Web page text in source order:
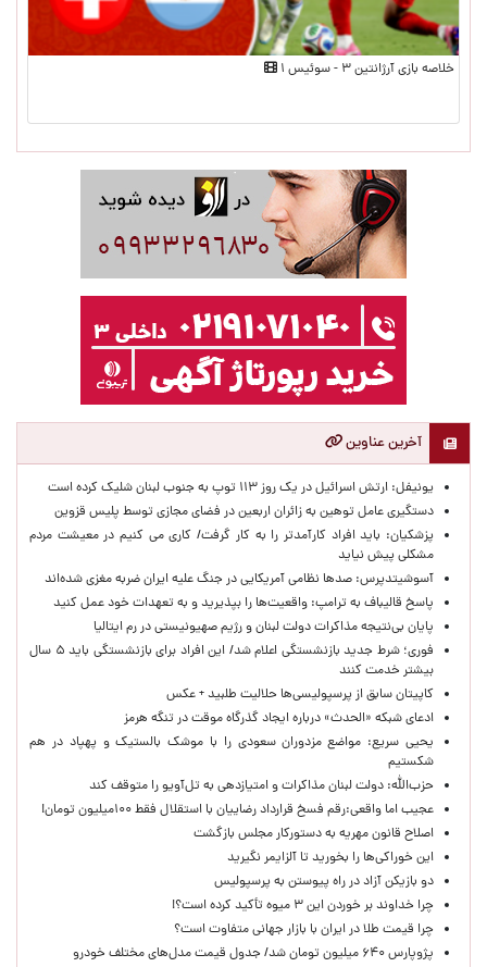
خلاصه بازی آرژانتین ۳ - سوئیس ۱
آخرین عناوین
یونیفل: ارتش اسرائیل در یک روز ۱۱۳ توپ به جنوب لبنان شلیک کرده است
دستگیری عامل توهین به زائران اربعین در فضای مجازی توسط پلیس قزوین
پزشکیان: باید افراد کارآمدتر را به کار گرفت/ کاری می کنیم در معیشت مردم
مشکلی پیش نیاید
آسوشیتدپرس: صدها نظامی آمریکایی در جنگ علیه ایران ضربه مغزی شده‌اند
پاسخ قالیباف به ترامپ: واقعیت‌ها را بپذیرید و به تعهدات خود عمل کنید
پایان بی‌نتیجه مذاکرات دولت لبنان و رژیم صهیونیستی در رم ایتالیا
فوری؛ شرط جدید بازنشستگی اعلام شد/ این افراد برای بازنشستگی باید ۵ سال
بیشتر خدمت کنند
کاپیتان سابق از پرسپولیسی‌ها حلالیت طلبید + عکس
ادعای شبکه «الحدث» درباره ایجاد گذرگاه موقت در تنگه هرمز
یحیی سریع: مواضع مزدوران سعودی را با موشک بالستیک و پهپاد در هم
شکستیم
حزب‌الله: دولت لبنان مذاکرات و امتیازدهی به تل‌آویو را متوقف کند
عجیب اما واقعی:رقم فسخ قرارداد رضاییان با استقلال فقط ۱۰۰میلیون تومان!
اصلاح قانون مهریه به دستورکار مجلس بازگشت
این خوراکی‌ها را بخورید تا آلزایمر نگیرید
دو بازیکن آزاد در راه پیوستن به پرسپولیس
چرا خداوند بر خوردن این ۳ میوه تأکید کرده است؟!
چرا قیمت طلا در ایران با بازار جهانی متفاوت است؟
پژوپارس ۶۴۰ میلیون تومان شد/ جدول قیمت مدل‌های مختلف خودرو